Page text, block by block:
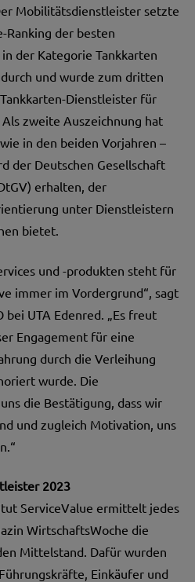
Mobilitätsdienstleister setzte
Ranking der besten
der Kategorie Tankkarten
und wurde zum dritten
Dienstleister für
zweite Auszeichnung hat
in den beiden Vorjahren –
der Deutschen Gesellschaft
erhalten, der
unter Dienstleistern
bietet.
und -produkten steht für
immer im Vordergrund“, sagt
bei UTA Edenred. „Es freut
Engagement für eine
durch die Verleihung
wurde. Die
die Bestätigung, dass wir
und zugleich Motivation, uns
2023
ServiceValue ermittelt jedes
WirtschaftsWoche die
Mittelstand. Dafür wurden
Einkäufer und